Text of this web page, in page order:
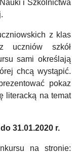
i Szkolnictwa
z klas
uczniów szkół
sami określają
chcą wystąpić.
pokaz
literacką na temat
do 31.01.2020 r.
na stronie: